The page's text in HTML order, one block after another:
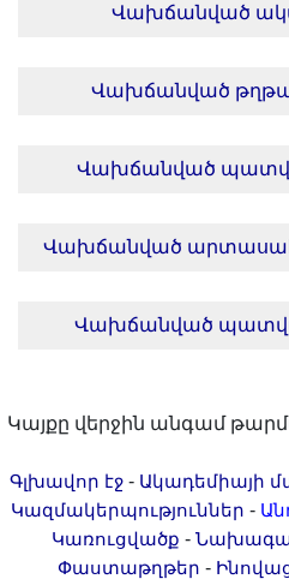
Լուսանկարներ
Վեբ ռեսուրսներ
«Գիտություն» թերթ
Ազդեր
Գիտական արդյունքներ
Սփյուռքի գիտնականները
Երիտասարդ գիտնականի
Վախճանված
Վախճանված
Վախճանված
Վախճանված
Վախճանված
Կայքը վերջին անգամ
Գլխավոր էջ - Ակադեմիայի
Կազմակերպություններ -
Կառուցվածք -
Փաստաթղթեր -